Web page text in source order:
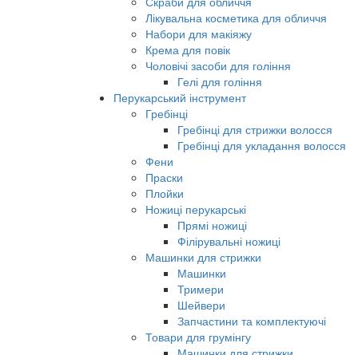
Лікувальна косметика для обличчя
Набори для макіяжу
Крема для повік
Чоловічі засоби для гоління
Гелі для гоління
Перукарський інструмент
Гребінці
Гребінці для стрижки волосся
Гребінці для укладання волосся
Фени
Праски
Плойки
Ножиці перукарські
Прямі ножиці
Філірувальні ножиці
Машинки для стрижки
Машинки
Тримери
Шейвери
Запчастини та комплектуючі
Товари для грумінгу